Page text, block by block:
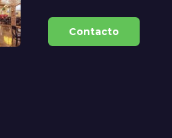
Contacto